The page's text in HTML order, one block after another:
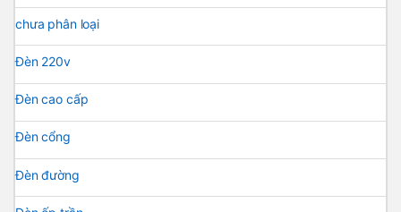
chưa phân loại
Đèn 220v
Đèn cao cấp
Đèn cổng
Đèn đường